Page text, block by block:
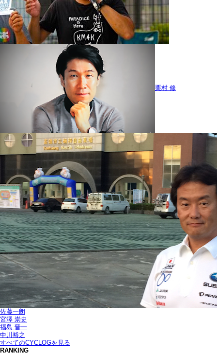
栗村 修
佐藤一朗
宮澤 崇史
福島 晋一
中川裕之
すべてのCYCLOGを見る
RANKING